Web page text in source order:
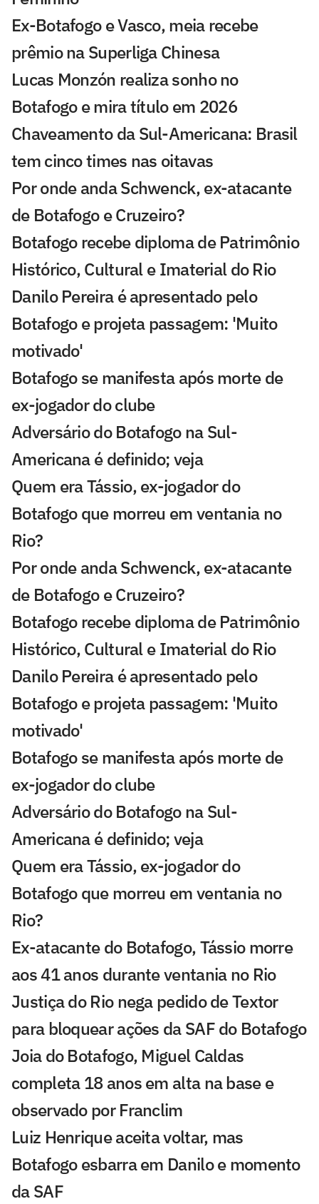
Ex-Botafogo e Vasco, meia recebe
prêmio na Superliga Chinesa
Lucas Monzón realiza sonho no
Botafogo e mira título em 2026
Chaveamento da Sul-Americana: Brasil
tem cinco times nas oitavas
Por onde anda Schwenck, ex-atacante
de Botafogo e Cruzeiro?
Botafogo recebe diploma de Patrimônio
Histórico, Cultural e Imaterial do Rio
Danilo Pereira é apresentado pelo
Botafogo e projeta passagem: 'Muito
motivado'
Botafogo se manifesta após morte de
ex-jogador do clube
Adversário do Botafogo na Sul-
Americana é definido; veja
Quem era Tássio, ex-jogador do
Botafogo que morreu em ventania no
Rio?
Por onde anda Schwenck, ex-atacante
de Botafogo e Cruzeiro?
Botafogo recebe diploma de Patrimônio
Histórico, Cultural e Imaterial do Rio
Danilo Pereira é apresentado pelo
Botafogo e projeta passagem: 'Muito
motivado'
Botafogo se manifesta após morte de
ex-jogador do clube
Adversário do Botafogo na Sul-
Americana é definido; veja
Quem era Tássio, ex-jogador do
Botafogo que morreu em ventania no
Rio?
Ex-atacante do Botafogo, Tássio morre
aos 41 anos durante ventania no Rio
Justiça do Rio nega pedido de Textor
para bloquear ações da SAF do Botafogo
Joia do Botafogo, Miguel Caldas
completa 18 anos em alta na base e
observado por Franclim
Luiz Henrique aceita voltar, mas
Botafogo esbarra em Danilo e momento
da SAF